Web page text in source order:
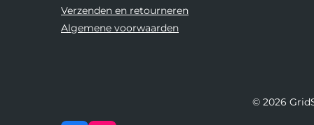
Verzenden en retourneren
Algemene voorwaarden
© 2026